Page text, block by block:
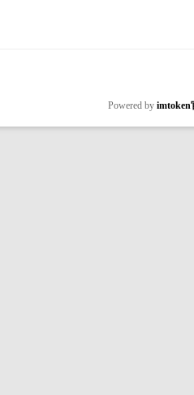
Powered by imtoken